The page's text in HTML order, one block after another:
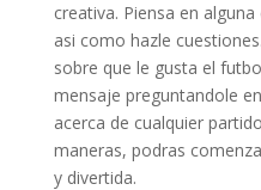
creativa. Piensa en
asi­ como hazle
sobre que le gusta el
mensaje preguntandole
acerca de cualquier
maneras, podras
y divertida.